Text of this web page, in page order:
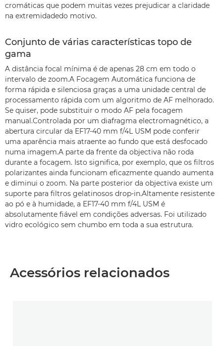
cromáticas que podem muitas vezes prejudicar a claridade
na extremidadedo motivo.
Conjunto de várias características topo de
gama
A distância focal mínima é de apenas 28 cm em todo o
intervalo de zoom.A Focagem Automática funciona de
forma rápida e silenciosa graças a uma unidade central de
processamento rápida com um algoritmo de AF melhorado.
Se quiser, pode substituir o modo AF pela focagem
manual.Controlada por um diafragma electromagnético, a
abertura circular da EF17-40 mm f/4L USM pode conferir
uma aparência mais atraente ao fundo que está desfocado
numa imagem.A parte da frente da objectiva não roda
durante a focagem. Isto significa, por exemplo, que os filtros
polarizantes ainda funcionam eficazmente quando aumenta
e diminui o zoom. Na parte posterior da objectiva existe um
suporte para filtros gelatinosos drop-in.Altamente resistente
ao pó e à humidade, a EF17-40 mm f/4L USM é
absolutamente fiável em condições adversas. Foi utilizado
vidro ecológico sem chumbo em toda a sua estrutura.
Acessórios relacionados